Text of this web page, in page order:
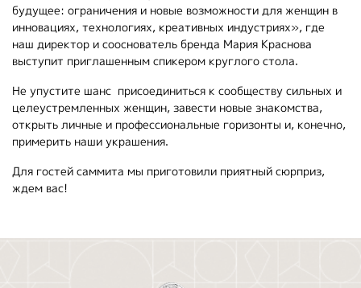
будущее: ограничения и новые возможности для женщин в
инновациях, технологиях, креативных индустриях», где
наш директор и сооснователь бренда Мария Краснова
выступит приглашенным спикером круглого стола.
Не упустите шанс присоединиться к сообществу сильных и
целеустремленных женщин, завести новые знакомства,
открыть личные и профессиональные горизонты и, конечно,
примерить наши украшения.
Для гостей саммита мы приготовили приятный сюрприз,
ждем вас!